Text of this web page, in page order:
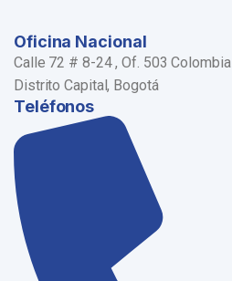
Oficina Nacional
Calle 72 # 8-24 , Of. 503 Colombia
Distrito Capital, Bogotá
Teléfonos